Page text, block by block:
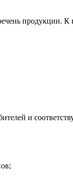
продукции.
и